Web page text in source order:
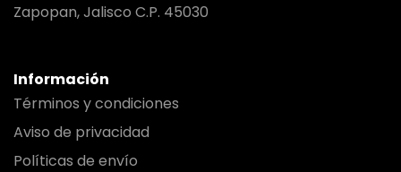
Zapopan, Jalisco C.P. 45030
Información
Términos y condiciones
Aviso de privacidad
Políticas de envío